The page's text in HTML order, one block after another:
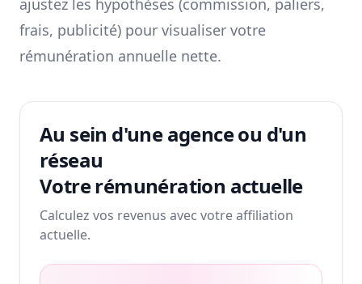
ajustez les hypothèses (commission, paliers,
frais, publicité) pour visualiser votre
rémunération annuelle nette.
Au sein d'une agence ou d'un
réseau
Votre rémunération actuelle
Calculez vos revenus avec votre affiliation
actuelle.